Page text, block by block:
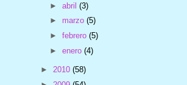
►abril(3)
► marzo(5)
►febrero(5)
►enero(4)
► 2010 (58)